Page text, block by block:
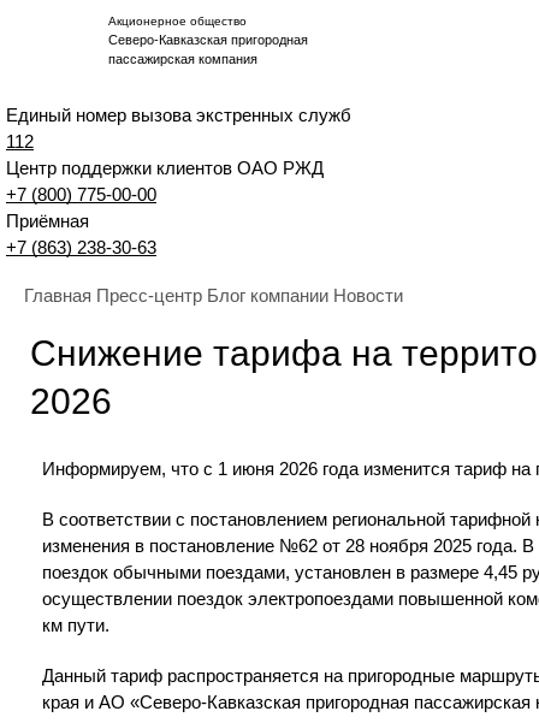
Акционерное общество
Северо-Кавказская пригородная
пассажирская компания
Единый номер вызова экстренных служб
112
Центр поддержки клиентов ОАО РЖД
+7 (800) 775-00-00
Приёмная
+7 (863) 238-30-63
Главная Пресс-центр Блог компании Новости
Снижение тарифа на
2026
Информируем, что с 1 июня 2026 года изменится тариф на
В соответствии с постановлением региональной
изменения в постановление №62 от 28 ноября 2025 года.
поездок обычными поездами, установлен в размере 4,45
осуществлении поездок электропоездами повышенной
км пути.
Данный тариф распространяется на пригородные
края и АО «Северо-Кавказская пригородная пассажирская